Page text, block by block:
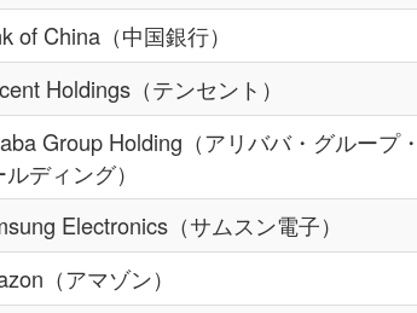
of China（中国銀行）
Holdings（テンセント）
Group Holding（アリババ・グループ・
ディング）
Electronics（サムスン電子）
（アマゾン）